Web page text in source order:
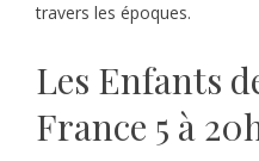
travers les époques.
Les Enfants
France 5 à